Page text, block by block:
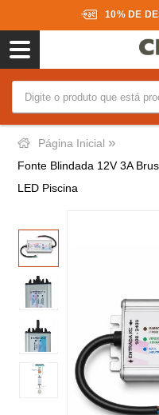
10% DE
Página Inicial »
Fonte Blindada 12V 3A
LED Piscina